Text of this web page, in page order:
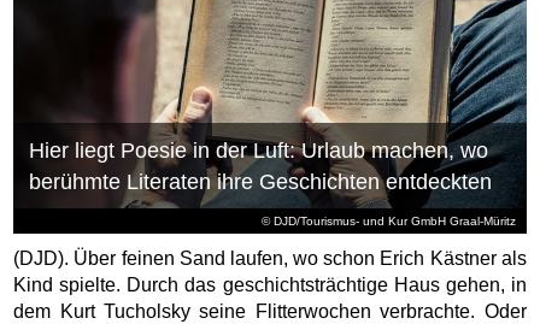
© DJD/Tourismus- und Kur GmbH Graal-Müritz
Hier liegt Poesie in der Luft: Urlaub machen, wo
berühmte Literaten ihre Geschichten entdeckten
(DJD). Über feinen Sand laufen, wo schon Erich Kästner als
Kind spielte. Durch das geschichtsträchtige Haus gehen, in
dem Kurt Tucholsky seine Flitterwochen verbrachte. Oder